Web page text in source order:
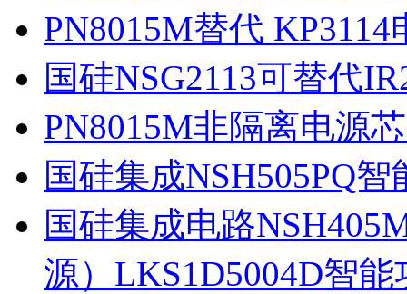
PN8015M替代
国硅NSG2113可替代
PN8015M非隔离电源
国硅集成NSH505PQ
国硅集成电路
源）LKS1D5004D智